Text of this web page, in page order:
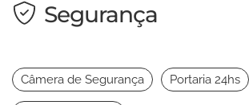
Segurança
Câmera de Segurança Portaria 24hs